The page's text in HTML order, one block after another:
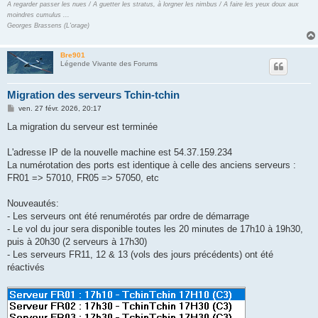
A regarder passer les nues / A guetter les stratus, à lorgner les nimbus / A faire les yeux doux aux
moindres cumulus ...
Georges Brassens (L'orage)
Bre901
Légende Vivante des Forums
Migration des serveurs Tchin-tchin
M
s
g
ven. 27 févr. 2026, 20:17
La migration du serveur est terminée
L'adresse IP de la nouvelle machine est 54.37.159.234
La numérotation des ports est identique à celle des anciens serveurs :
FR01 => 57010, FR05 => 57050, etc
Nouveautés:
- Les serveurs ont été renumérotés par ordre de démarrage
- Le vol du jour sera disponible toutes les 20 minutes de 17h10 à 19h30,
puis à 20h30 (2 serveurs à 17h30)
- Les serveurs FR11, 12 & 13 (vols des jours précédents) ont été
réactivés